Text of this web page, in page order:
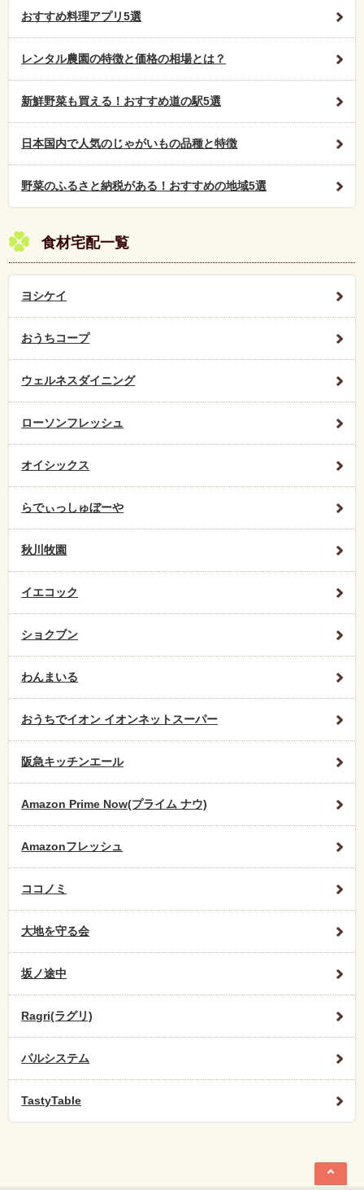
おすすめ料理アプリ5選
レンタル農園の特徴と価格の相場とは？
新鮮野菜も買える！おすすめ道の駅5選
日本国内で人気のじゃがいもの品種と特徴
野菜のふるさと納税がある！おすすめの地域5選
食材宅配一覧
ヨシケイ
おうちコープ
ウェルネスダイニング
ローソンフレッシュ
オイシックス
らでぃっしゅぼーや
秋川牧園
イエコック
ショクブン
わんまいる
おうちでイオン イオンネットスーパー
阪急キッチンエール
Amazon Prime Now(プライム ナウ)
Amazonフレッシュ
ココノミ
大地を守る会
坂ノ途中
Ragri(ラグリ)
パルシステム
TastyTable